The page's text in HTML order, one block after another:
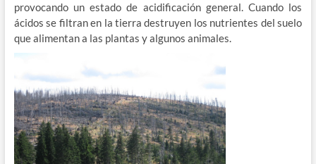
provocando un estado de acidificación general. Cuando los
ácidos se filtran en la tierra destruyen los nutrientes del suelo
que alimentan a las plantas y algunos animales.